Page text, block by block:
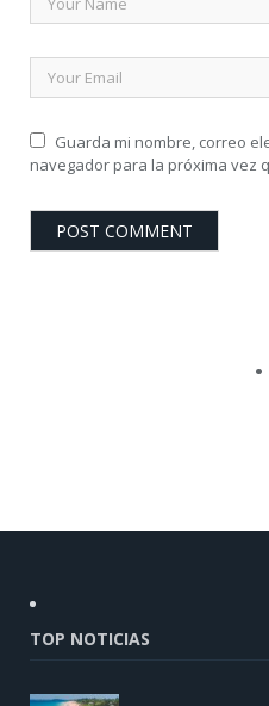
Guarda mi nombre, correo
navegador para la próxima vez
TOP NOTICIAS